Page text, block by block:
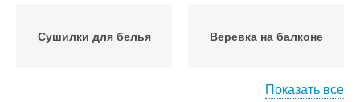
Сушилки для белья Веревка на балконе
Показать все